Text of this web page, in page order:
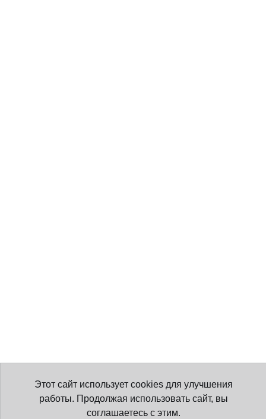
Этот сайт использует cookies для улучшения
работы. Продолжая использовать сайт, вы
соглашаетесь с этим.